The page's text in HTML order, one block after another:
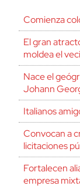
Comienza
El gran
moldea el
Nace el
Johann
Italianos
Convocan a
licitaciones
Fortalecen
empresa